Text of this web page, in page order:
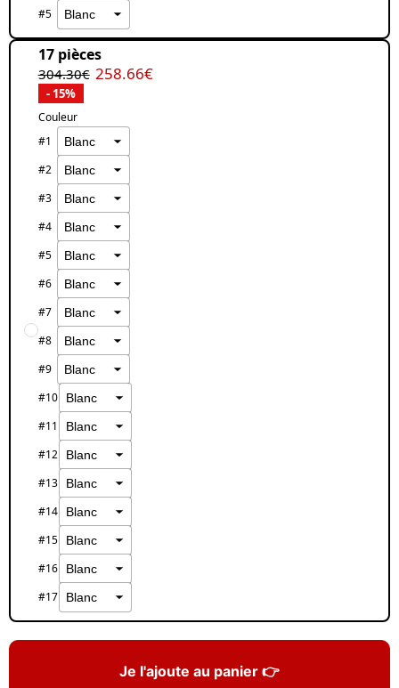
#5
17 pièces
304.30€ 258.66€
- 15%
Couleur
#1
#2
#3
#4
#5
#6
#7
#8
#9
#10
#11
#12
#13
#14
#15
#16
#17
Je l'ajoute au panier 👉